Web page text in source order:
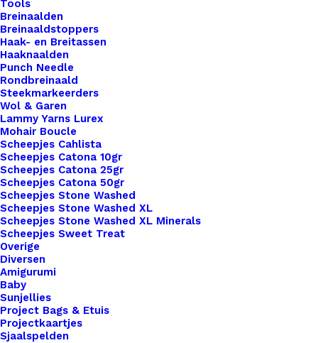
Tools
Breinaalden
Breinaaldstoppers
Haak- en Breitassen
Haaknaalden
Punch Needle
Rondbreinaald
Steekmarkeerders
Wol & Garen
Lammy Yarns Lurex
Mohair Boucle
Scheepjes Cahlista
Scheepjes Catona 10gr
Scheepjes Catona 25gr
Scheepjes Catona 50gr
Scheepjes Stone Washed
Scheepjes Stone Washed XL
Scheepjes Stone Washed XL Minerals
Scheepjes Sweet Treat
Overige
Diversen
Amigurumi
Baby
Sunjellies
Project Bags & Etuis
Projectkaartjes
Sjaalspelden
Veilig betalen
Unieke en kwaliteitsproducten
Overzicht
Nog meer leuks!